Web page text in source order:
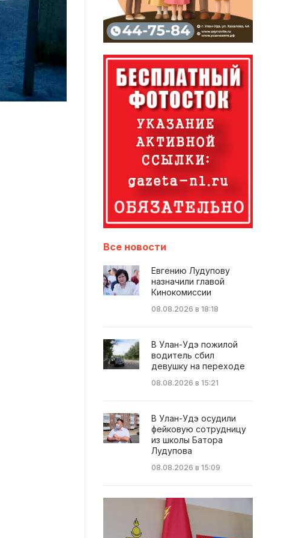
Все новости
Евгению Лудупову
назначили главой
Кинокомиссии
08.08.2026 в 18:18
В Улан-Удэ пожилой
водитель сбил
девушку на переходе
08.08.2026 в 15:21
В Улан-Удэ осудили
фейковую сотрудницу
из школы Батора
Лудупова
08.08.2026 в 15:09